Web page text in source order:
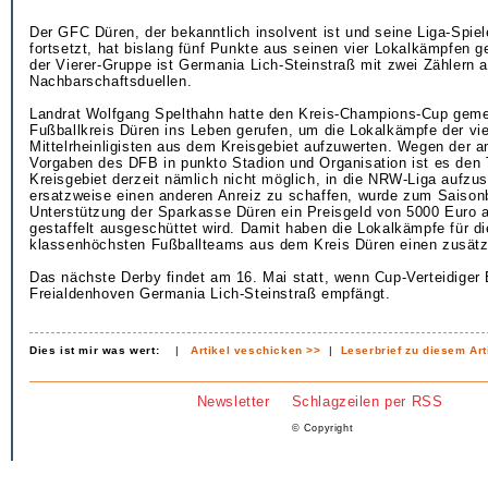
Der GFC Düren, der bekanntlich insolvent ist und seine Liga-
fortsetzt, hat bislang fünf Punkte aus seinen vier Lokalkämpfen
der Vierer-Gruppe ist Germania Lich-Steinstraß mit zwei Zählern
Nachbarschaftsduellen.
Landrat Wolfgang Spelthahn hatte den Kreis-Champions-Cup
Fußballkreis Düren ins Leben gerufen, um die Lokalkämpfe der
Mittelrheinligisten aus dem Kreisgebiet aufzuwerten. Wegen der
Vorgaben des DFB in punkto Stadion und Organisation ist es den
Kreisgebiet derzeit nämlich nicht möglich, in die NRW-Liga
ersatzweise einen anderen Anreiz zu schaffen, wurde zum
Unterstützung der Sparkasse Düren ein Preisgeld von 5000 Euro
gestaffelt ausgeschüttet wird. Damit haben die Lokalkämpfe für
klassenhöchsten Fußballteams aus dem Kreis Düren einen
Das nächste Derby findet am 16. Mai statt, wenn Cup-Verteidiger
Freialdenhoven Germania Lich-Steinstraß empfängt.
Dies ist mir was wert: |Artikel veschicken >> | Leserbrief zu diesem
Newsletter Schlagzeilen per RSS
© Copyright